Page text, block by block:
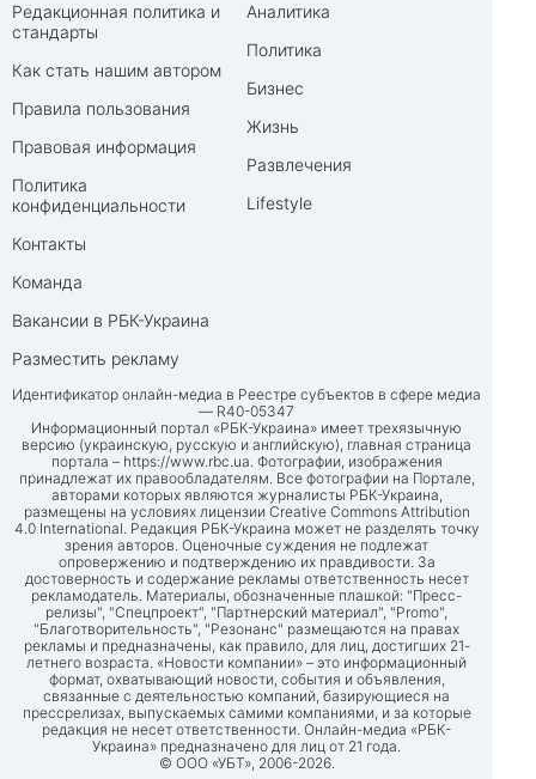
Редакционная политика и
стандарты
Как стать нашим автором
Правила пользования
Правовая информация
Политика
конфиденциальности
Контакты
Команда
Вакансии в РБК-Украина
Разместить рекламу
Аналитика
Политика
Бизнес
Жизнь
Развлечения
Lifestyle
Идентификатор онлайн-медиа в Реестре субъектов в сфере медиа
— R40-05347
Информационный портал «РБК-Украина» имеет трехязычную
версию (украинскую, русскую и английскую), главная страница
портала – https://www.rbc.ua. Фотографии, изображения
принадлежат их правообладателям. Все фотографии на Портале,
авторами которых являются журналисты РБК-Украина,
размещены на условиях лицензии Creative Commons Attribution
4.0 International. Редакция РБК-Украина может не разделять точку
зрения авторов. Оценочные суждения не подлежат
опровержению и подтверждению их правдивости. За
достоверность и содержание рекламы ответственность несет
рекламодатель. Материалы, обозначенные плашкой: "Пресс-
релизы", "Спецпроект", "Партнерский материал", "Promo",
"Благотворительность", "Резонанс" размещаются на правах
рекламы и предназначены, как правило, для лиц, достигших 21-
летнего возраста. «Новости компании» – это информационный
формат, охватывающий новости, события и объявления,
связанные с деятельностью компаний, базирующиеся на
прессрелизах, выпускаемых самими компаниями, и за которые
редакция не несет ответственности. Онлайн-медиа «РБК-
Украина» предназначено для лиц от 21 года.
© ООО «УБТ», 2006-2026.